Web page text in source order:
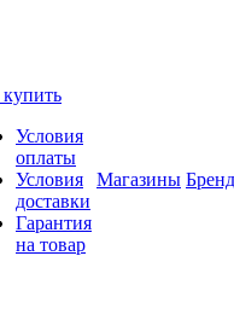
Условия
оплаты
Условия
доставки
Гарантия
на товар
Магазины